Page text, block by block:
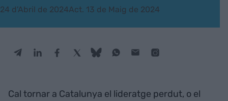
24 d'Abril de 2024Act. 13 de Maig de 2024
Cal tornar a Catalunya el lideratge perdut, o el